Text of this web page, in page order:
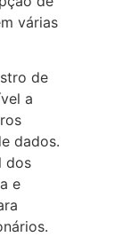
várias
de
a
dados.
dos
e